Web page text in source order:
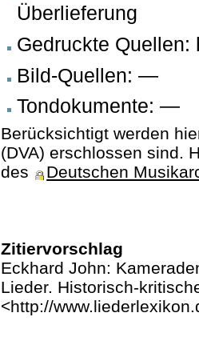
Überlieferung
Gedruckte
Bild-Quellen: —
Tondokumente: —
Berücksichtigt werden
(DVA) erschlossen sind.
des
Deutschen
Zitiervorschlag
Eckhard John:
Lieder. Historisch-
<http://